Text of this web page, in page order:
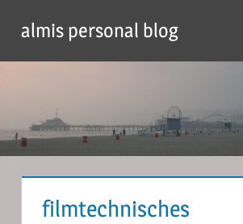
content
almis personal blog
filmtechnisches